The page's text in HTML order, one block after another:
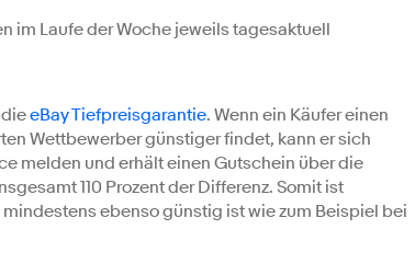
im Laufe der Woche jeweils tagesaktuell
eBay Tiefpreisgarantie. Wenn ein Käufer einen
Wettbewerber günstiger findet, kann er sich
melden und erhält einen Gutschein über die
110 Prozent der Differenz. Somit ist
ebenso günstig ist wie zum Beispiel bei